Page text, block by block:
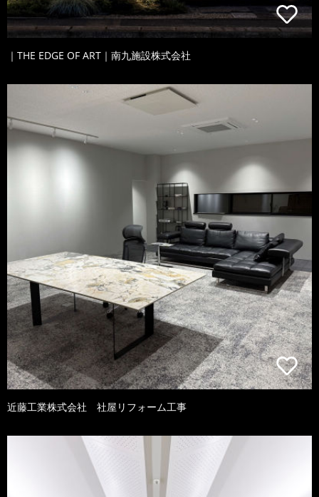
｜THE EDGE OF ART｜南九施設株式会社
近藤工業株式会社 社屋リフォーム工事